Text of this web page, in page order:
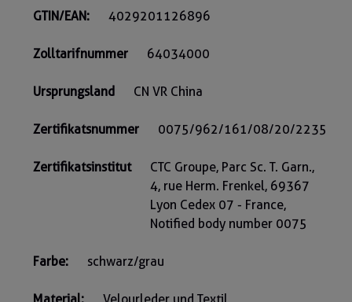
GTIN/EAN: 4029201126896
Zolltarifnummer 64034000
Ursprungsland CN VR China
Zertifikatsnummer 0075/962/161/08/20/2235
Zertifikatsinstitut
CTC Groupe, Parc Sc. T. Garn.,
4, rue Herm. Frenkel, 69367
Lyon Cedex 07 - France,
Notified body number 0075
Farbe: schwarz/grau